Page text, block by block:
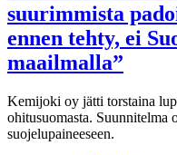
suurimmista
ennen tehty, ei
maailmalla”
Kemijoki oy jätti torstaina
ohitusuomasta. Suunnitelma
suojelupaineeseen.